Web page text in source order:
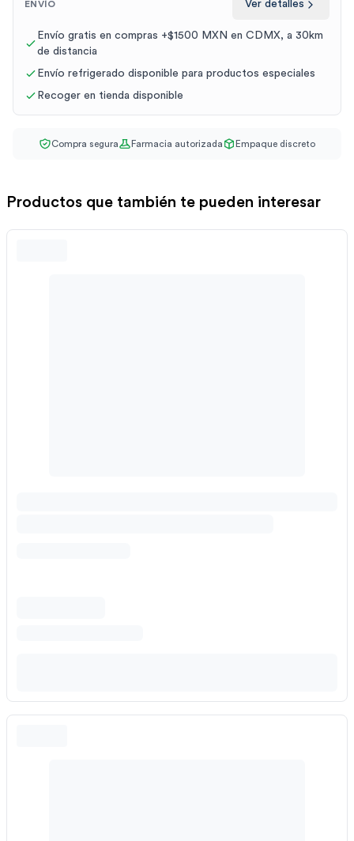
ENVÍO Ver detalles
Envío gratis en compras +$1500 MXN en CDMX, a 30km
de distancia
Envío refrigerado disponible para productos especiales
Recoger en tienda disponible
Compra segura Farmacia autorizada Empaque discreto
Productos que también te pueden interesar